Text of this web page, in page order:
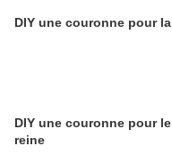
DIY une couronne pour
DIY une couronne pour
reine